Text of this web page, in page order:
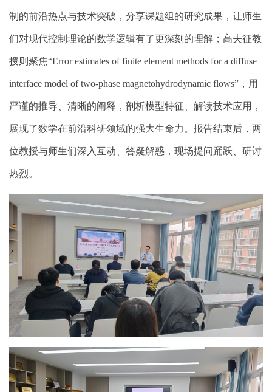
制的前沿热点与技术突破，分享课题组的研究成果，让师生
们对现代控制理论的数学逻辑有了更深刻的理解；高夫征教
授则聚焦“Error estimates of finite element methods for a diffuse
interface model of two-phase magnetohydrodynamic flows”，用
严谨的推导、清晰的阐释，剖析模型特征、解读技术应用，
展现了数学在前沿科研领域的强大生命力。报告结束后，两
位教授与师生们深入互动、答疑解惑，现场提问踊跃、研讨
热烈。